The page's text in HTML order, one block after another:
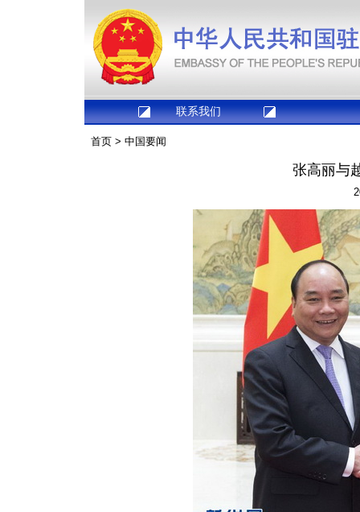
联系我们
首页 > 中国要闻
张高丽与